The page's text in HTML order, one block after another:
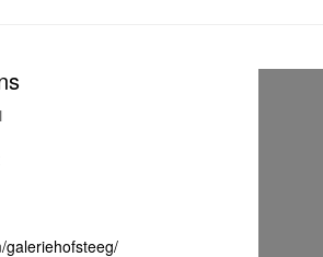
galeriehofsteeg/